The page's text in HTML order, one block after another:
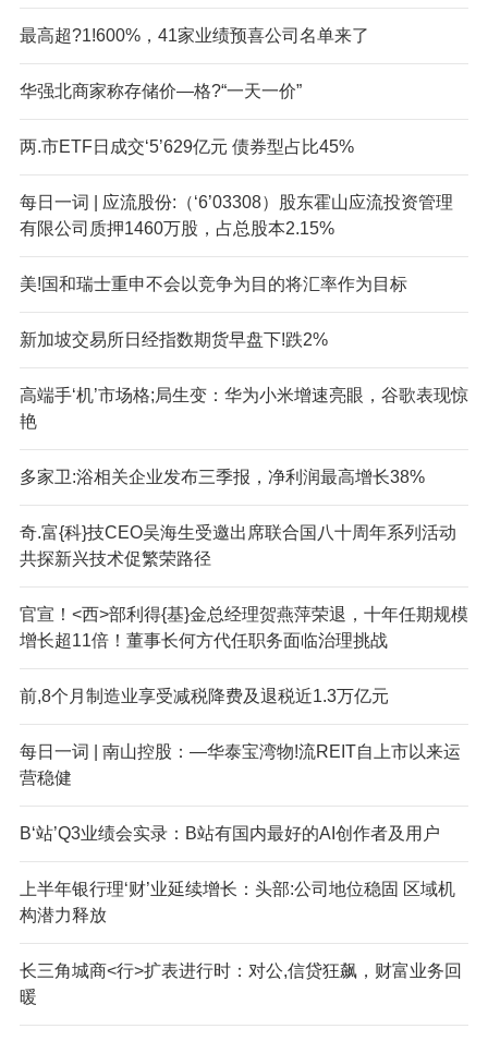
最高超?1!600%，41家业绩预喜公司名单来了
华强北商家称存储价—格?“一天一价”
两.市ETF日成交‘5’629亿元 债券型占比45%
每日一词 | 应流股份:（‘6’03308）股东霍山应流投资管理
有限公司质押1460万股，占总股本2.15%
美!国和瑞士重申不会以竞争为目的将汇率作为目标
新加坡交易所日经指数期货早盘下!跌2%
高端手‘机’市场格;局生变：华为小米增速亮眼，谷歌表现惊
艳
多家卫:浴相关企业发布三季报，净利润最高增长38%
奇.富{科}技CEO吴海生受邀出席联合国八十周年系列活动
共探新兴技术促繁荣路径
官宣！<西>部利得{基}金总经理贺燕萍荣退，十年任期规模
增长超11倍！董事长何方代任职务面临治理挑战
前,8个月制造业享受减税降费及退税近1.3万亿元
每日一词 | 南山控股：—华泰宝湾物!流REIT自上市以来运
营稳健
B‘站’Q3业绩会实录：B站有国内最好的AI创作者及用户
上半年银行理‘财’业延续增长：头部:公司地位稳固 区域机
构潜力释放
长三角城商<行>扩表进行时：对公,信贷狂飙，财富业务回
暖